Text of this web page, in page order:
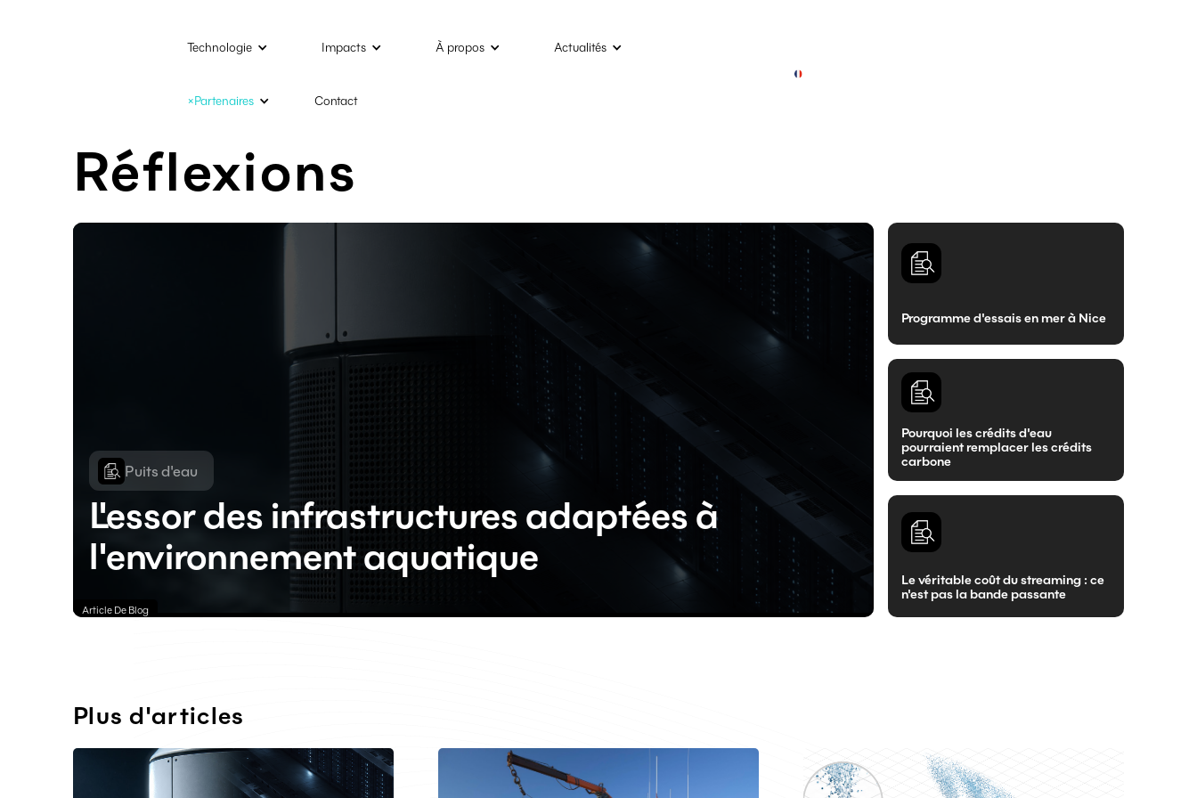
Technologie Impacts À propos Actualités
×Partenaires Contact
Réflexions
Puits d'eau
L'essor des infrastructures adaptées à
l'environnement aquatique
Article De Blog
Programme d'essais en mer à Nice
Pourquoi les crédits d'eau
pourraient remplacer les crédits
carbone
Le véritable coût du streaming : ce
n'est pas la bande passante
Plus d'articles